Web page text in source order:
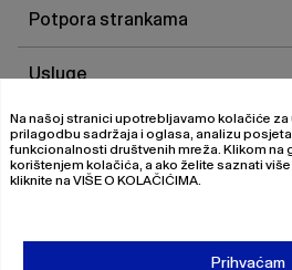
Potpora strankama
Usluge
O nama
© 2026 Magistrat International
Na našoj stranici upotrebljavamo kolačiće
prilagodbu sadržaja i oglasa, analizu
funkcionalnosti društvenih mreža. Klikom na
korištenjem kolačića, a ako želite saznati
kliknite na VIŠE O KOLAČIĆIMA.
Prihvaćam